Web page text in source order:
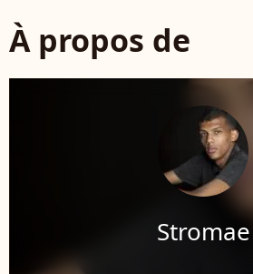
À propos de
Stromae